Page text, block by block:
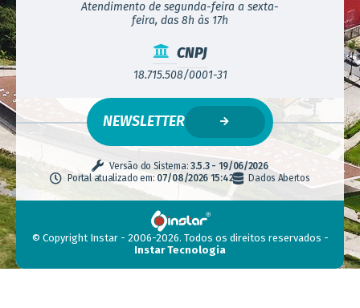
Atendimento de segunda-feira a sexta-
feira, das 8h às 17h
CNPJ
18.715.508/0001-31
Versão do Sistema: 3.5.3 - 19/06/2026
Portal atualizado em: 07/08/2026 15:42 Dados Abertos
NEWSLETTER
© Copyright Instar - 2006-2026. Todos os direitos reservados -
Instar Tecnologia